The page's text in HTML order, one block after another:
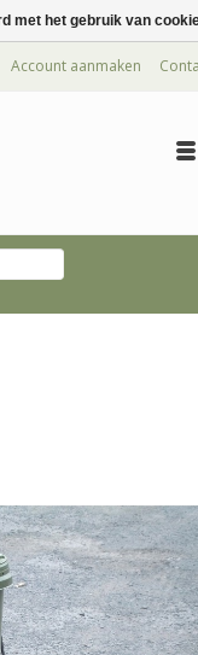
Account aanmaken
met het gebruik van